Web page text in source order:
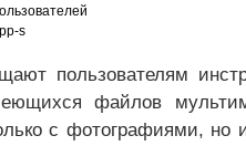
s
пользователям
файлов
с фотографиями,